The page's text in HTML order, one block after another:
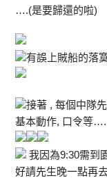
….(是要歸還的啦)
有誤上賊船的落
接著 , 每個中隊
基本動作, 口令等….
我因為9:30需到
好請先生晚一點再